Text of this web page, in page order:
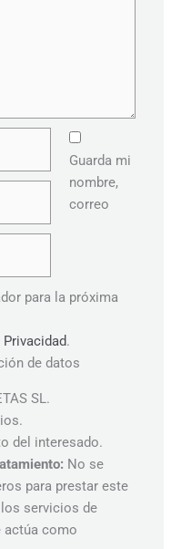
Guarda mi
nombre,
correo
para la próxima
.
de datos
SL.
del interesado.
No se
para prestar este
servicios de
actúa como